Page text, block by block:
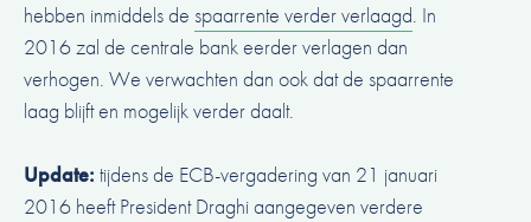
hebben inmiddels de spaarrente verder verlaagd. In
2016 zal de centrale bank eerder verlagen dan
verhogen. We verwachten dan ook dat de spaarrente
laag blijft en mogelijk verder daalt.
Update: tijdens de ECB-vergadering van 21 januari
2016 heeft President Draghi aangegeven verdere